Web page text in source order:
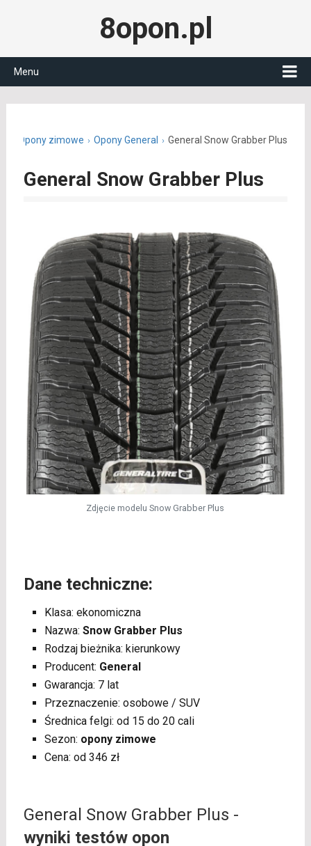
8opon.pl
Menu
Opony zimowe Opony General General Snow Grabber Plus
General Snow Grabber Plus
Zdjęcie modelu Snow Grabber Plus
Dane techniczne:
Klasa: ekonomiczna
Nazwa: Snow Grabber Plus
Rodzaj bieżnika: kierunkowy
Producent: General
Gwarancja: 7 lat
Przeznaczenie: osobowe / SUV
Średnica felgi: od 15 do 20 cali
Sezon: opony zimowe
Cena: od 346 zł
General Snow Grabber Plus -
wyniki testów opon